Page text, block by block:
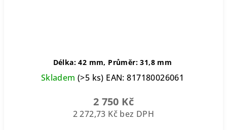
Délka: 42 mm, Průměr: 31,8 mm
Skladem(>5 ks) EAN: 817180026061
2 750 Kč
2 272,73 Kč bez DPH